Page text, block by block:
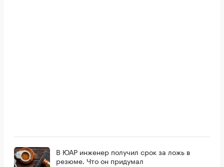
В ЮАР инженер получил срок за ложь в
резюме. Что он придумал